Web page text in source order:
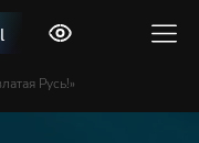
Русь!»